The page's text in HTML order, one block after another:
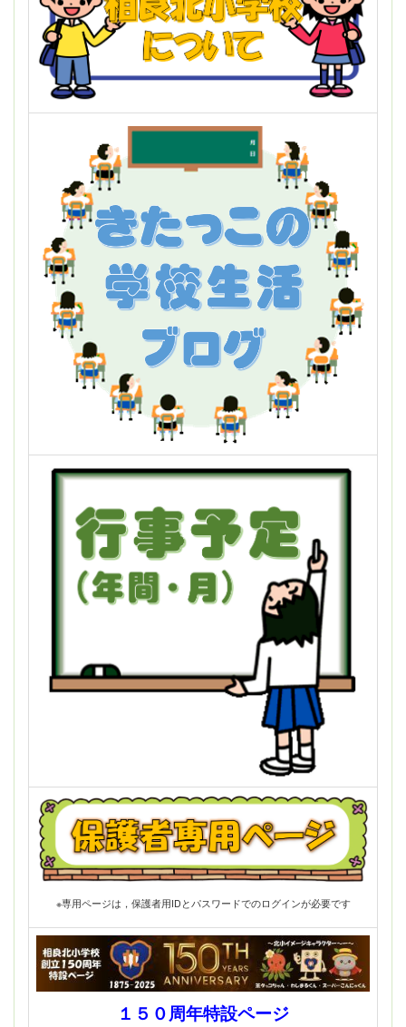
※専用ページは，保護者用IDとパスワードでのログインが必要です
１５０周年特設ページ